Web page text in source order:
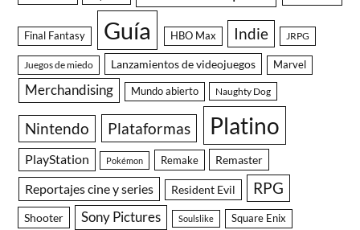
Final Fantasy Guía HBO Max Indie JRPG
Juegos de miedo Lanzamientos de videojuegos Marvel
Merchandising Mundo abierto Naughty Dog
Nintendo Plataformas Platino
PlayStation Pokémon Remake Remaster
Reportajes cine y series Resident Evil RPG
Shooter Sony Pictures Soulslike Square Enix